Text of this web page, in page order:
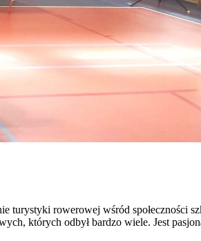
turystyki rowerowej wśród społeczności
których odbył bardzo wiele. Jest